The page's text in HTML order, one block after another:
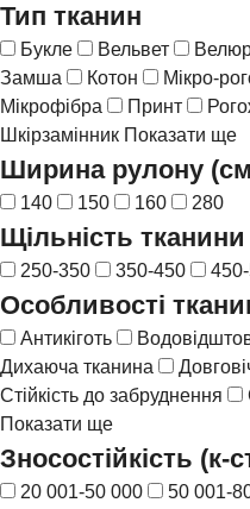
Тип тканин
Букле Вельвет
Замша
Котон Мікро-
Мікрофібра
Принт
Шкірзамінник Показати ще
Ширина рулону
140 150 160 280
Щільність
250-350 350-450
Особливості
Антикіготь
Дихаюча тканина
Стійкість до забруднення
Показати ще
Зносостійкість (к-
20 001-50 000 50 001-